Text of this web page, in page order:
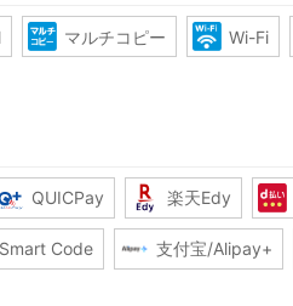
マルチコピー Wi-Fi
QUICPay 楽天Edy
Smart Code 支付宝/Alipay+